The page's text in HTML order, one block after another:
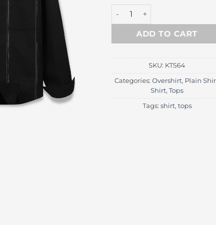
Mark Black Oversize
ADD TO CART
SKU: KTS64
Categories: Overshirt, Plain
Shirt, Tops
Tags: shirt, tops